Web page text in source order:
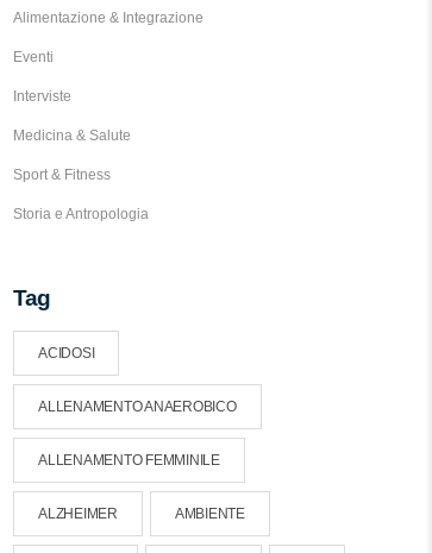
Alimentazione & Integrazione
Eventi
Interviste
Medicina & Salute
Sport & Fitness
Storia e Antropologia
Tag
ACIDOSI
ALLENAMENTO ANAEROBICO
ALLENAMENTO FEMMINILE
ALZHEIMER AMBIENTE